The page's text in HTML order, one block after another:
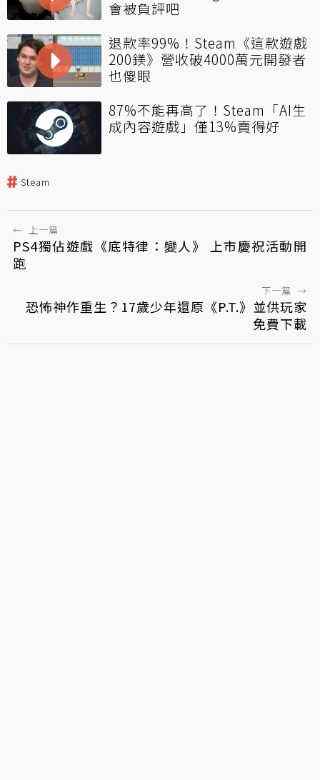
會被負評吧
退款率99%！Steam《這款遊戲
200鎂》營收破4000萬元開發者
也傻眼
87%不能再高了！Steam「AI生
成內容遊戲」僅13%賣得好
Steam
← 上一篇
PS4獨佔遊戲《底特律：變人》 上市慶祝活動開
跑
下一篇 →
恐怖神作重生？17歲少年還原《P.T.》並供玩家
免費下載